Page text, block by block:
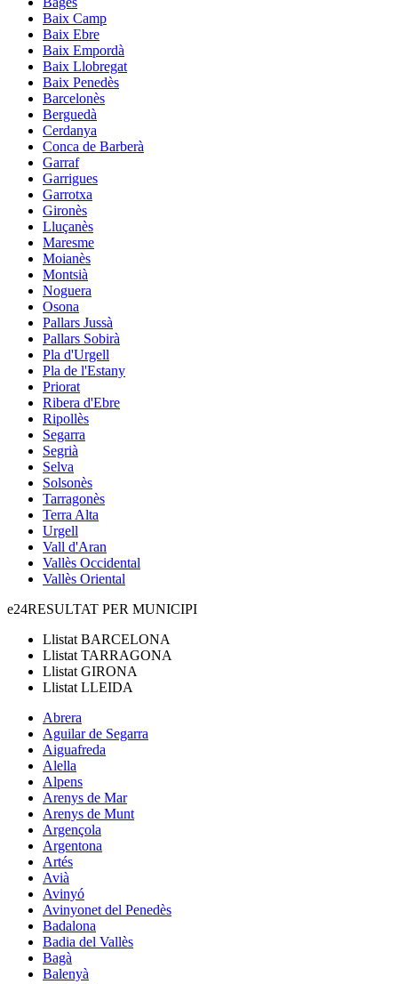
Baix Camp
Baix Ebre
Baix Empordà
Baix Llobregat
Baix Penedès
Barcelonès
Berguedà
Cerdanya
Conca de Barberà
Garraf
Garrigues
Garrotxa
Gironès
Lluçanès
Maresme
Moianès
Montsià
Noguera
Osona
Pallars Jussà
Pallars Sobirà
Pla d'Urgell
Pla de l'Estany
Priorat
Ribera d'Ebre
Ripollès
Segarra
Segrià
Selva
Solsonès
Tarragonès
Terra Alta
Urgell
Vall d'Aran
Vallès Occidental
Vallès Oriental
e24RESULTAT PER MUNICIPI
Llistat BARCELONA
Llistat TARRAGONA
Llistat GIRONA
Llistat LLEIDA
Abrera
Aguilar de Segarra
Aiguafreda
Alella
Alpens
Arenys de Mar
Arenys de Munt
Argençola
Argentona
Artés
Avià
Avinyó
Avinyonet del Penedès
Badalona
Badia del Vallès
Bagà
Balenyà